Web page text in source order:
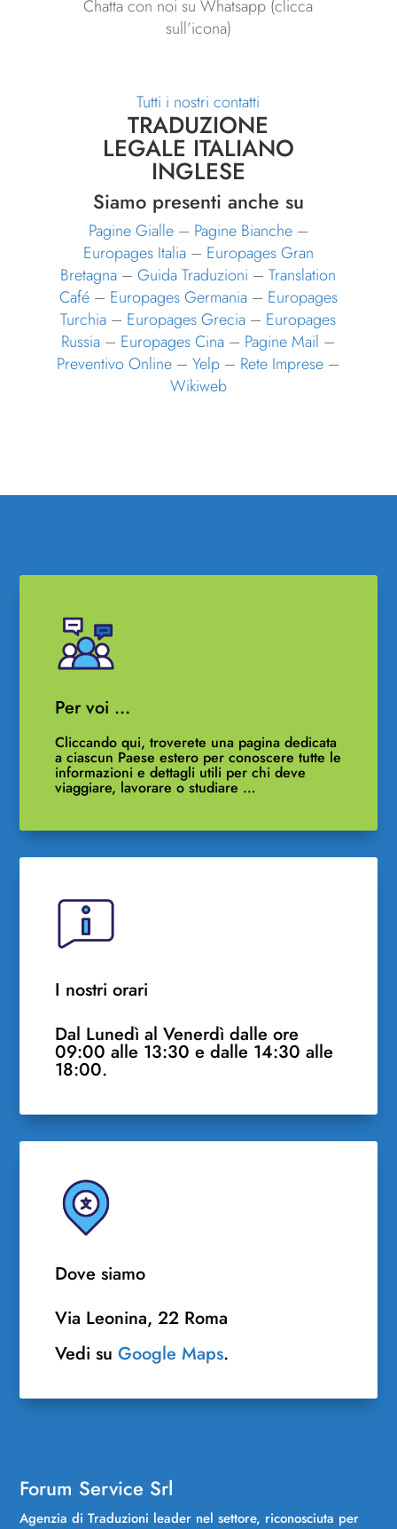
Chatta con noi su Whatsapp (clicca
sull’icona)
Tutti i nostri contatti
TRADUZIONE
LEGALE ITALIANO
INGLESE
Siamo presenti anche su
Pagine Gialle– Pagine Bianche–
Europages Italia– Europages Gran
Bretagna –Guida Traduzioni –Translation
Café– Europages Germania– Europages
Turchia – Europages Grecia – Europages
Russia – Europages Cina – Pagine Mail –
Preventivo Online –Yelp – Rete Imprese –
Wikiweb
Per voi …
Cliccando qui, troverete una pagina dedicata
a ciascun Paese estero per conoscere tutte le
informazioni e dettagli utili per chi deve
viaggiare, lavorare o studiare …
I nostri orari
Dal Lunedì al Venerdì dalle ore
09:00 alle 13:30 e dalle 14:30 alle
18:00.
Dove siamo
Via Leonina, 22 Roma
Vedi suGoogle Maps.
Forum Service Srl
Agenzia di Traduzioni leader nel settore, riconosciuta per